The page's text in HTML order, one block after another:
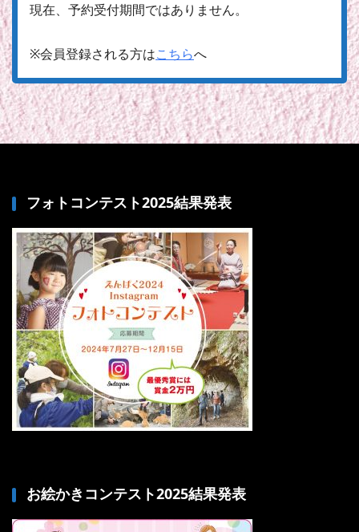
現在、予約受付期間ではありません。
※会員登録される方はこちらへ
フォトコンテスト2025結果発表
お絵かきコンテスト2025結果発表